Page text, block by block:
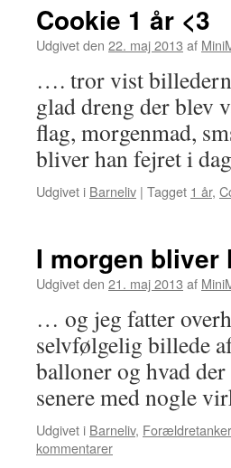
Cookie 1 år <3
Udgivet den 22. maj 2013 af
…. tror vist
glad dreng der blev
flag, morgenmad,
bliver han fejret i
Udgivet i Barneliv | Tagget 1 år,
I morgen
Udgivet den 21. maj 2013 af
… og jeg fatter
selvfølgelig billede
balloner og hvad
senere med nogle
Udgivet i Barneliv, Forældretanker
kommentarer